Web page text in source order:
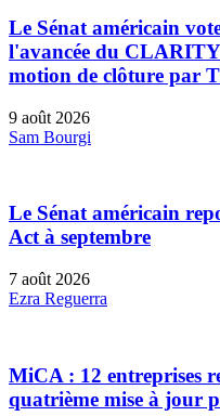
Le Sénat américain
l'avancée du
motion de clôture par
9 août 2026
Sam Bourgi
Le Sénat américain
Act à septembre
7 août 2026
Ezra Reguerra
MiCA : 12 entreprises
quatrième mise à jour